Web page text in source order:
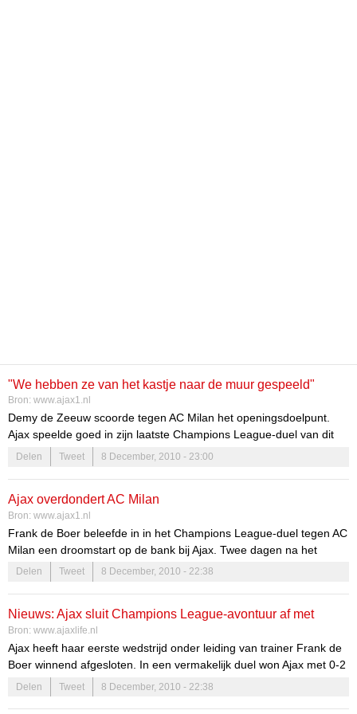
"We hebben ze van het kastje naar de muur gespeeld"
Bron: www.ajax1.nl
Demy de Zeeuw scoorde tegen AC Milan het openingsdoelpunt.
Ajax speelde goed in zijn laatste Champions League-duel van dit
seizoen. "Na zo'n roerige week, is het misschien wel wat vreemd,"
zegt de middenvelder erover tegenover de NOS. "Er is veel
keer zo'n wedstrijd. Dan hebben ze het over een schok-effect.
Misschien bestaat dat wel, ja."
Delen Tweet 8 December, 2010 - 23:00
Ajax overdondert AC Milan
Bron: www.ajax1.nl
Frank de Boer beleefde in in het Champions League-duel tegen AC
Milan een droomstart op de bank bij Ajax. Twee dagen na het
opstappen van Martin Jol, won zijn 40-jarige opvolger op bezoek in
San Siro 0-2. Ajax verzekerde zich bovendien van overwintering in
Italianen uiteindelijk niet eens nodig, omdat Auxerre, dat met een
punt minder aan de laatste speelronde begon, er niet in slaagde
een punt te pakken tegen Real Madrid (4-0 verlies).
Delen Tweet 8 December, 2010 - 22:38
Nieuws: Ajax sluit Champions League-avontuur af met
overwinning
Bron: www.ajaxlife.nl
Ajax heeft haar eerste wedstrijd onder leiding van trainer Frank de
Boer winnend afgesloten. In een vermakelijk duel won Ajax met 0-2
van AC Milan. Demy de Zeeuw scoorde de eerste Ajaxtreffer.
Alderweireld bepaalde de eindstand met een schitterende knal.
Delen Tweet 8 December, 2010 - 22:38